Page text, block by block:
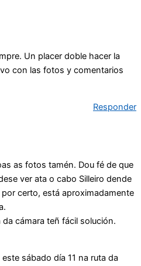
Un placer doble hacer la
con las fotos y comentarios
Responder
as fotos tamén. Dou fé de que
ver ata o cabo Silleiro dende
certo, está aproximadamente
cámara teñ fácil solución.
sábado día 11 na ruta da